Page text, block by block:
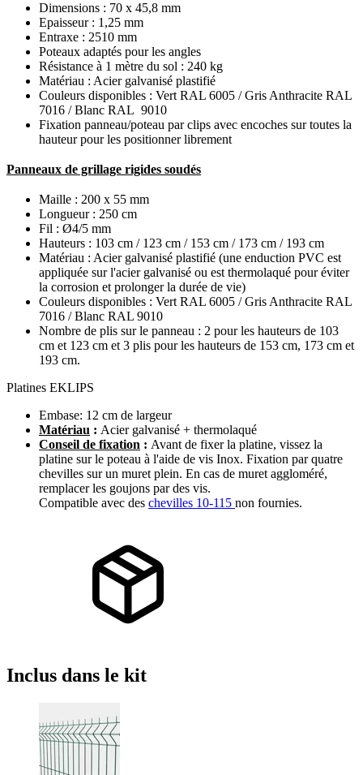
Dimensions : 70 x 45,8 mm
Epaisseur : 1,25 mm
Entraxe : 2510 mm
Poteaux adaptés pour les angles
Résistance à 1 mètre du sol : 240 kg
Matériau : Acier galvanisé plastifié
Couleurs disponibles : Vert RAL 6005 / Gris Anthracite RAL
7016 / Blanc RAL 9010
Fixation panneau/poteau par clips avec encoches sur toutes la
hauteur pour les positionner librement
Panneaux de grillage rigides soudés
Maille : 200 x 55 mm
Longueur : 250 cm
Fil : Ø4/5 mm
Hauteurs : 103 cm / 123 cm / 153 cm / 173 cm / 193 cm
Matériau : Acier galvanisé plastifié (une enduction PVC est
appliquée sur l'acier galvanisé ou est thermolaqué pour éviter
la corrosion et prolonger la durée de vie)
Couleurs disponibles : Vert RAL 6005 / Gris Anthracite RAL
7016 / Blanc RAL 9010
Nombre de plis sur le panneau : 2 pour les hauteurs de 103
cm et 123 cm et 3 plis pour les hauteurs de 153 cm, 173 cm et
193 cm.
Platines EKLIPS
Embase: 12 cm de largeur
Matériau : Acier galvanisé + thermolaqué
Conseil de fixation : Avant de fixer la platine, vissez la
platine sur le poteau à l'aide de vis Inox. Fixation par quatre
chevilles sur un muret plein. En cas de muret aggloméré,
remplacer les goujons par des vis.
Compatible avec des chevilles 10-115 non fournies.​
Inclus dans le kit